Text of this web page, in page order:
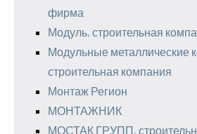
фирма
Модуль, строительная
Модульные металлические
строительная компания
Монтаж Регион
МОНТАЖНИК
МОСТАК ГРУПП,